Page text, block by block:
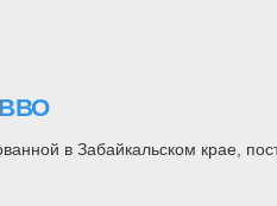
в Забайкальском крае,